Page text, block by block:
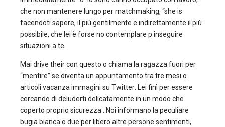
che non mantenere lungo per matchmaking, “she is
facendoti sapere, il più gentilmente e indirettamente il più
possibile, che lei è forse no contemplare p inseguire
situazioni a te.
Mai drive their con questo o chiama la ragazza fuori per
“mentire” se diventa un appuntamento tra tre mesi o
articoli vacanza immagini su Twitter: Lei finì per essere
cercando di deluderti delicatamente in un modo che
coperto proprio sicurezza . Noi informano la peculiare
bugia bianca o due per libero altre persone sentimenti,